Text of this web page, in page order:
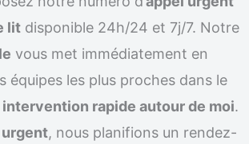
lit disponible 24h/24 et 7j/7. Notre
vous met immédiatement en
équipes les plus proches dans le
intervention rapide autour de moi.
, nous planifions un rendez-